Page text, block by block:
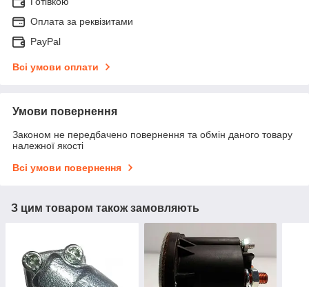
Оплата за реквізитами
PayPal
Всі умови оплати
Умови повернення
Законом не передбачено повернення та обмін даного товару
належної якості
Всі умови повернення
З цим товаром також замовляють